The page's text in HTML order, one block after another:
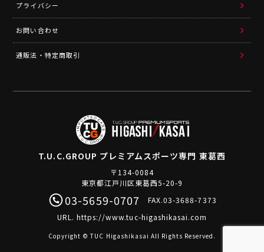
プライバシー
お問い合わせ
通販法・特定商取引
T.U.C.GROUP プレミアムスポーツ専門 東葛西
〒134-0084
東京都江戸川区東葛西5-20-9
03-5659-0707
FAX.03-3688-7373
URL. https://www.tuc-higashikasai.com
Copyright © TUC Higashikasai All Rights Reserved.